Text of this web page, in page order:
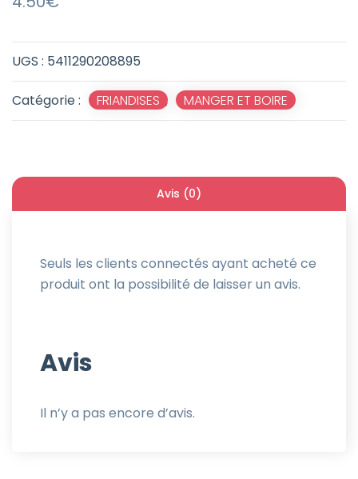
UGS : 5411290208895
Catégorie : FRIANDISES , MANGER ET BOIRE
Avis (0)
Avis
Il n’y a pas encore d’avis.
Seuls les clients connectés ayant acheté ce
produit ont la possibilité de laisser un avis.